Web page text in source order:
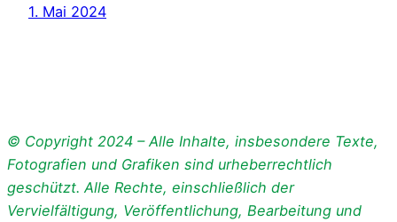
1. Mai 2024
© Copyright 2024 – Alle Inhalte, insbesondere Texte,
Fotografien und Grafiken sind urheberrechtlich
geschützt. Alle Rechte, einschließlich der
Vervielfältigung, Veröffentlichung, Bearbeitung und